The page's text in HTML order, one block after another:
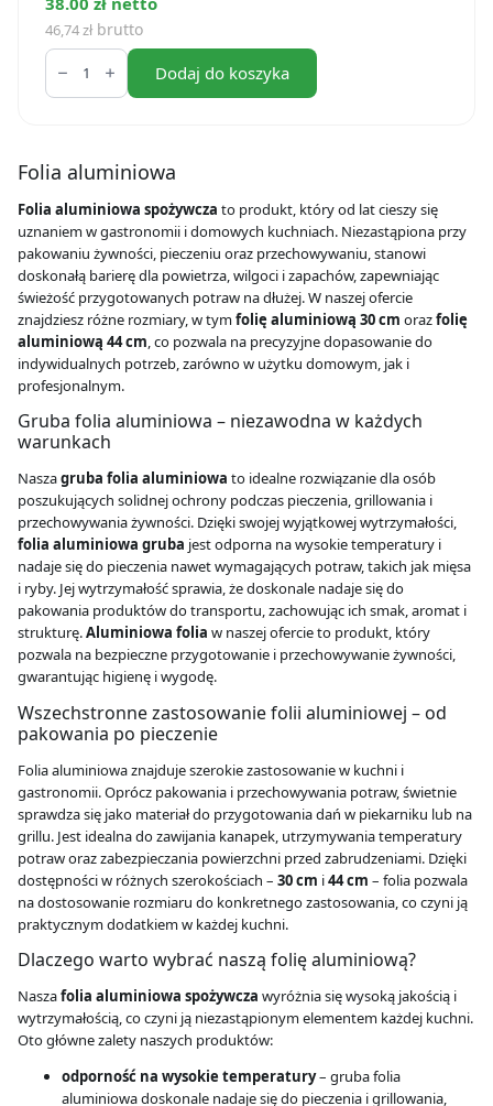
46,74zł brutto
ilość
Folia
aluminiowa
kg
(1
szt.)
Dodaj do koszyka
Folia aluminiowa
Folia aluminiowa spożywcza to produkt, który od lat cieszy się
uznaniem w gastronomii i domowych kuchniach. Niezastąpiona przy
pakowaniu żywności, pieczeniu oraz przechowywaniu, stanowi
doskonałą barierę dla powietrza, wilgoci i zapachów, zapewniając
świeżość przygotowanych potraw na dłużej. W naszej ofercie
znajdziesz różne rozmiary, w tymfolię aluminiową 30 cm orazfolię
aluminiową 44 cm, co pozwala na precyzyjne dopasowanie do
indywidualnych potrzeb, zarówno w użytku domowym, jak i
profesjonalnym.
Gruba folia aluminiowa – niezawodna w każdych
warunkach
Naszagruba folia aluminiowa to idealne rozwiązanie dla osób
poszukujących solidnej ochrony podczas pieczenia, grillowania i
przechowywania żywności. Dzięki swojej wyjątkowej wytrzymałości,
folia aluminiowa gruba jest odporna na wysokie temperatury i
nadaje się do pieczenia nawet wymagających potraw, takich jak mięsa
i ryby. Jej wytrzymałość sprawia, że doskonale nadaje się do
pakowania produktów do transportu, zachowując ich smak, aromat i
strukturę.Aluminiowa folia w naszej ofercie to produkt, który
pozwala na bezpieczne przygotowanie i przechowywanie żywności,
gwarantując higienę i wygodę.
Wszechstronne zastosowanie folii aluminiowej – od
pakowania po pieczenie
Folia aluminiowa znajduje szerokie zastosowanie w kuchni i
gastronomii. Oprócz pakowania i przechowywania potraw, świetnie
sprawdza się jako materiał do przygotowania dań w piekarniku lub na
grillu. Jest idealna do zawijania kanapek, utrzymywania temperatury
potraw oraz zabezpieczania powierzchni przed zabrudzeniami. Dzięki
dostępności w różnych szerokościach – 30 cm i44 cm – folia pozwala
na dostosowanie rozmiaru do konkretnego zastosowania, co czyni ją
praktycznym dodatkiem w każdej kuchni.
Dlaczego warto wybrać naszą folię aluminiową?
Naszafolia aluminiowa spożywcza wyróżnia się wysoką jakością i
wytrzymałością, co czyni ją niezastąpionym elementem każdej kuchni.
Oto główne zalety naszych produktów:
odporność na wysokie temperatury– gruba folia
aluminiowa doskonale nadaje się do pieczenia i grillowania,